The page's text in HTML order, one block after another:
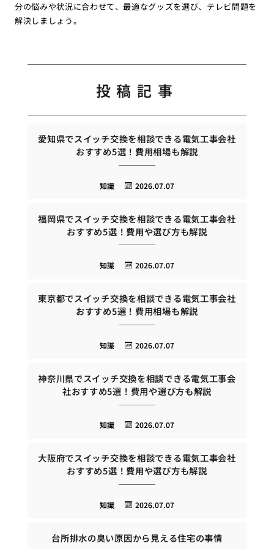
分の悩みや状況に合わせて、最適なグッズを選び、テレビ問題を
解決しましょう。
投稿記事
愛知県でスイッチ交換を相談できる電気工事会社
おすすめ5選！費用相場も解説
2026.07.07
知識
福岡県でスイッチ交換を相談できる電気工事会社
おすすめ5選！費用や選び方も解説
2026.07.07
知識
東京都でスイッチ交換を相談できる電気工事会社
おすすめ5選！費用相場も解説
2026.07.07
知識
神奈川県でスイッチ交換を相談できる電気工事会
社おすすめ5選！費用や選び方も解説
2026.07.07
知識
大阪府でスイッチ交換を相談できる電気工事会社
おすすめ5選！費用や選び方も解説
2026.07.07
知識
台所排水の臭い原因から見える住宅の事情